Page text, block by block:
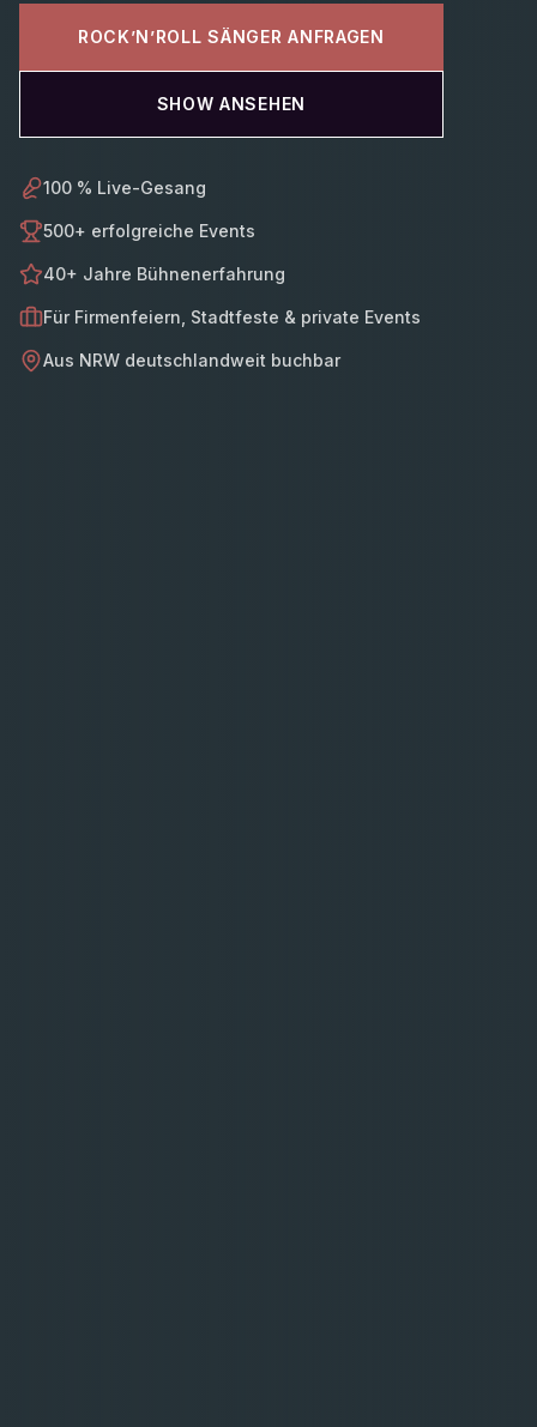
ROCK’N’ROLL SÄNGER ANFRAGEN
SHOW ANSEHEN
100 % Live-Gesang
500+ erfolgreiche Events
40+ Jahre Bühnenerfahrung
Für Firmenfeiern, Stadtfeste & private Events
Aus NRW deutschlandweit buchbar